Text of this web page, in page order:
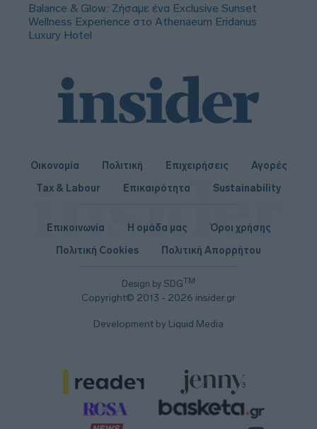
Balance & Glow: Ζήσαμε ένα Exclusive Sunset
Wellness Experience στο Athenaeum Eridanus
Luxury Hotel
Οικονομία Πολιτική Επιχειρήσεις
Αγορές
Tax & Labour
Επικαιρότητα Sustainability
Design by SDGTM
Copyright© 2013 - 2026 insider.gr
Επικοινωνία Η ομάδα μας
Όροι χρήσης
Πολιτική Cookies
Πολιτική Απορρήτου
Development by Liquid Media